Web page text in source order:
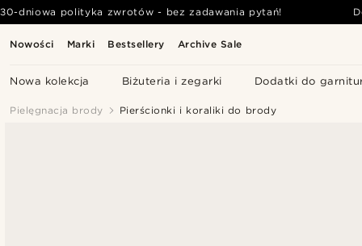
Nowości Marki Bestsellery Archive Sale
Nowa kolekcja Biżuteria i zegarki Dodatki do
30-dniowa polityka zwrotów - bez zadawania pytań!
Pielęgnacja brody Pierścionki i koraliki do brody